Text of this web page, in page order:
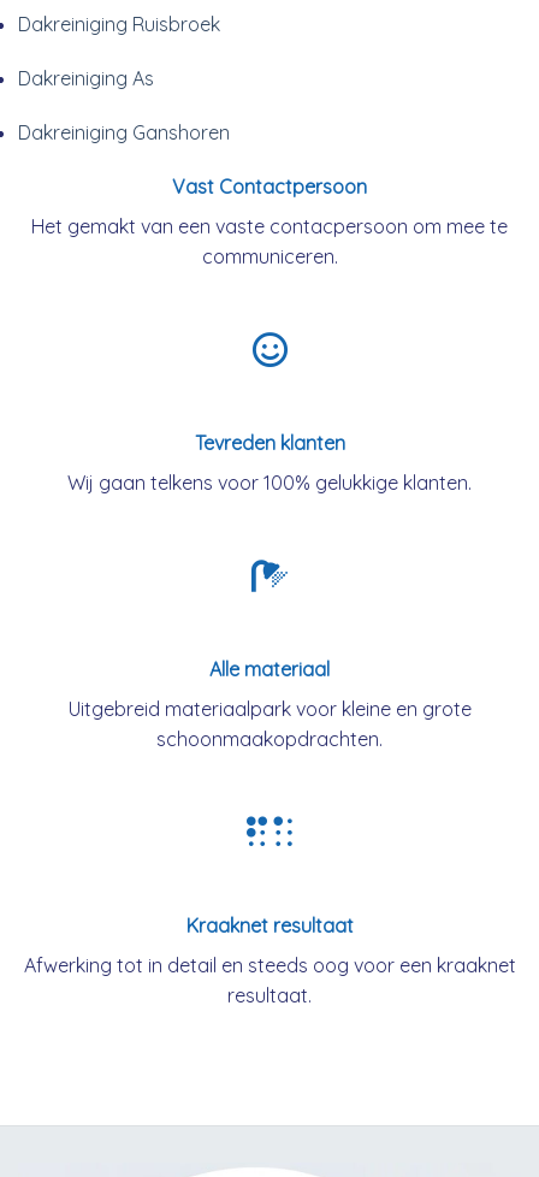
Dakreiniging Ruisbroek
Dakreiniging As
Dakreiniging Ganshoren
Vast Contactpersoon
Het gemakt van een vaste contacpersoon om mee te
communiceren.
Tevreden klanten
Wij gaan telkens voor 100% gelukkige klanten.
Alle materiaal
Uitgebreid materiaalpark voor kleine en grote
schoonmaakopdrachten.
Kraaknet resultaat
Afwerking tot in detail en steeds oog voor een kraaknet
resultaat.